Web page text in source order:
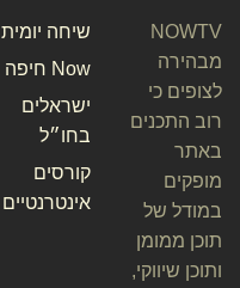
שיחה יומית
Now חיפה
ישראלים
בחו״ל
קורסים
אינטרנטיים
NOWTV
מבהירה
לצופים כי
רוב התכנים
באתר
מופקים
במודל של
תוכן ממומן
ותוכן שיווקי,